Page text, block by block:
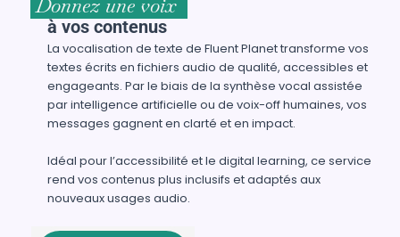
Donnez une voix
à vos contenus
La vocalisation de texte de Fluent Planet transforme vos
textes écrits en fichiers audio de qualité, accessibles et
engageants. Par le biais de la synthèse vocal assistée
par intelligence artificielle ou de voix-off humaines, vos
messages gagnent en clarté et en impact.
Idéal pour l’accessibilité et le digital learning, ce service
rend vos contenus plus inclusifs et adaptés aux
nouveaux usages audio.